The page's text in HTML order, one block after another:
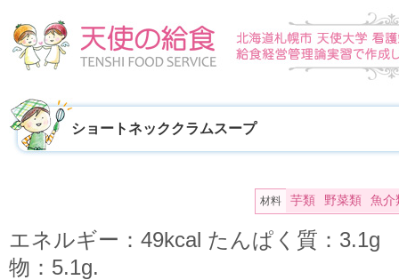
ショートネッククラムスープ
材料 芋類 野菜類 魚介
エネルギー：49kcal たんぱく質：
物：5.1g.